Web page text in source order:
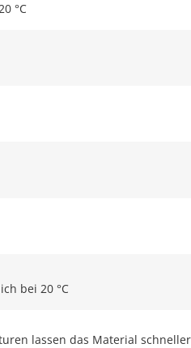
°C
bei 20 °C
lassen das Material